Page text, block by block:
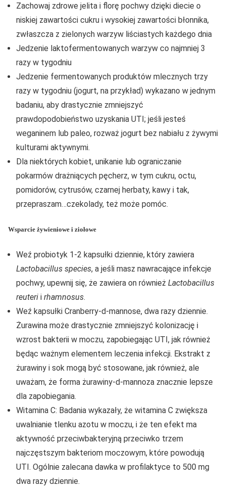
Zachowaj zdrowe jelita i florę pochwy dzięki diecie o
niskiej zawartości cukru i wysokiej zawartości błonnika,
zwłaszcza z zielonych warzyw liściastych każdego dnia
Jedzenie laktofermentowanych warzyw co najmniej 3
razy w tygodniu
Jedzenie fermentowanych produktów mlecznych trzy
razy w tygodniu (jogurt, na przykład) wykazano w jednym
badaniu, aby drastycznie zmniejszyć
prawdopodobieństwo uzyskania UTI; jeśli jesteś
weganinem lub paleo, rozważ jogurt bez nabiału z żywymi
kulturami aktywnymi.
Dla niektórych kobiet, unikanie lub ograniczanie
pokarmów drażniących pęcherz, w tym cukru, octu,
pomidorów, cytrusów, czarnej herbaty, kawy i tak,
przepraszam…czekolady, też może pomóc.
Wsparcie żywieniowe i ziołowe
Weź probiotyk 1-2 kapsułki dziennie, który zawiera
Lactobacillus species, a jeśli masz nawracające infekcje
pochwy, upewnij się, że zawiera on również Lactobacillus
reuteri i rhamnosus.
Weź kapsułki Cranberry-d-mannose, dwa razy dziennie.
Żurawina może drastycznie zmniejszyć kolonizację i
wzrost bakterii w moczu, zapobiegając UTI, jak również
będąc ważnym elementem leczenia infekcji. Ekstrakt z
żurawiny i sok mogą być stosowane, jak również, ale
uważam, że forma żurawiny-d-mannoza znacznie lepsze
dla zapobiegania.
Witamina C: Badania wykazały, że witamina C zwiększa
uwalnianie tlenku azotu w moczu, i że ten efekt ma
aktywność przeciwbakteryjną przeciwko trzem
najczęstszym bakteriom moczowym, które powodują
UTI. Ogólnie zalecana dawka w profilaktyce to 500 mg
dwa razy dziennie.